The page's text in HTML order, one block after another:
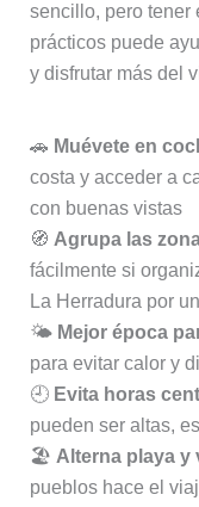
sencillo, pero tener
prácticos puede
y disfrutar más del
🚗 Muévete en
costa y acceder a
con buenas vistas
🧭 Agrupa las
fácilmente si
La Herradura por
🌤️ Mejor época
para evitar calor y
🕘 Evita horas
pueden ser altas,
🏖️ Alterna playa y
pueblos hace el